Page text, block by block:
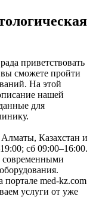
приветствовать
сможете пройти
На этой
нашей
для
Казахстан и
сб 09:00–16:00.
современными
med-kz.com
услуги от уже